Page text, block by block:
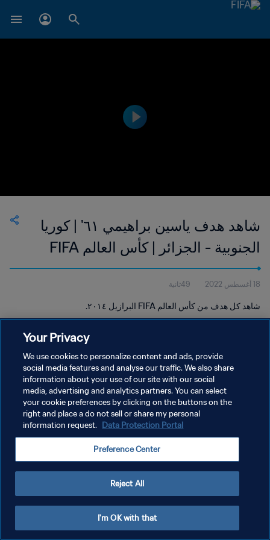
شاهد هدف ياسين براهيمي ٦١' | كوريا
الجنوبية - الجزائر | كأس العالم FIFA
البرازيل ٢٠١٤
18 أغسطس 2022 49ثانية
شاهد كل هدف من كأس العالم FIFA البرازيل ٢٠١٤.
سياسة الخصوصية
شروط الخدمة
إدارة تفضيلات ملفات تعريف الارتباط
Your Privacy
We use cookies to personalize content and ads, provide
social media features and analyse our traffic. We also share
information about your use of our site with our social
media, advertising and analytics partners. You can select
your cookie preferences by clicking on the buttons on the
right and place a do not sell or share my personal
information request. Data Protection Portal
Preference Center
Reject All
I'm OK with that